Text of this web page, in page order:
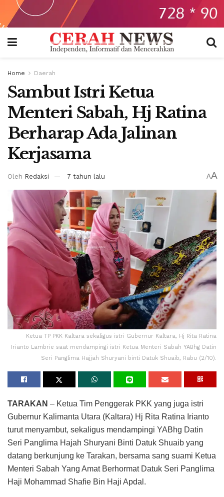
Home Daerah
Sambut Istri Ketua
Menteri Sabah, Hj Ratina
Berharap Ada Jalinan
Kerjasama
Oleh Redaksi 7 tahun lalu AA
Ketua TP PKK Kaltara sekaligus istri Gubernur Kaltara, Hj Rita Ratina
Irianto Lambrie saat mendampingi istri Ketua Menteri Sabah YABhg Datin
Seri Panglima Hajjah Shuryani binti Datuk Shuaib, Rabu (2/10).
TARAKAN – Ketua Tim Penggerak PKK yang juga istri
Gubernur Kalimanta Utara (Kaltara) Hj Rita Ratina Irianto
turut menyambut, sekaligus mendampingi YABhg Datin
Seri Panglima Hajah Shuryani Binti Datuk Shuaib yang
datang berkunjung ke Tarakan, bersama sang suami Ketua
Menteri Sabah Yang Amat Berhormat Datuk Seri Panglima
Haji Mohammad Shafie Bin Haji Apdal.